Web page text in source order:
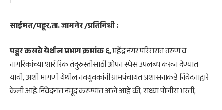
साईमत/पहूर,ता. जामनेर /प्रतिनिधी :
पहूर कसबे येथील प्रभाग क्रमांक ६, महेंद्र नगर परिसरात तरुण व
नागरिकांच्या शारीरिक तंदुरुस्तीसाठी ओपन स्पेस उपलब्ध करून देण्यात
यावी, अशी मागणी येथील नवयुवकांनी ग्रामपंचायत प्रशासनाकडे निवेदनाद्वारे
केली आहे.निवेदनात नमूद करण्यात आले आहे की, सध्या पोलीस भरती,